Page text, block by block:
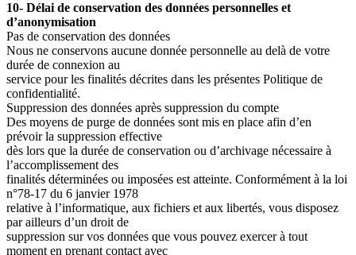
10- Délai de conservation des données personnelles et
d’anonymisation
Pas de conservation des données
Nous ne conservons aucune donnée personnelle au delà de votre
durée de connexion au
service pour les finalités décrites dans les présentes Politique de
confidentialité.
Suppression des données après suppression du compte
Des moyens de purge de données sont mis en place afin d’en
prévoir la suppression effective
dès lors que la durée de conservation ou d’archivage nécessaire à
l’accomplissement des
finalités déterminées ou imposées est atteinte. Conformément à la loi
n°78-17 du 6 janvier 1978
relative à l’informatique, aux fichiers et aux libertés, vous disposez
par ailleurs d’un droit de
suppression sur vos données que vous pouvez exercer à tout
moment en prenant contact avec